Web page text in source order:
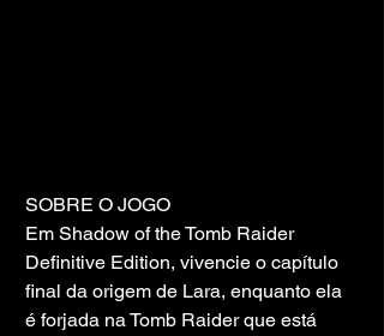
SOBRE O JOGO
Em Shadow of the Tomb Raider
Definitive Edition, vivencie o capítulo
final da origem de Lara, enquanto ela
é forjada na Tomb Raider que está